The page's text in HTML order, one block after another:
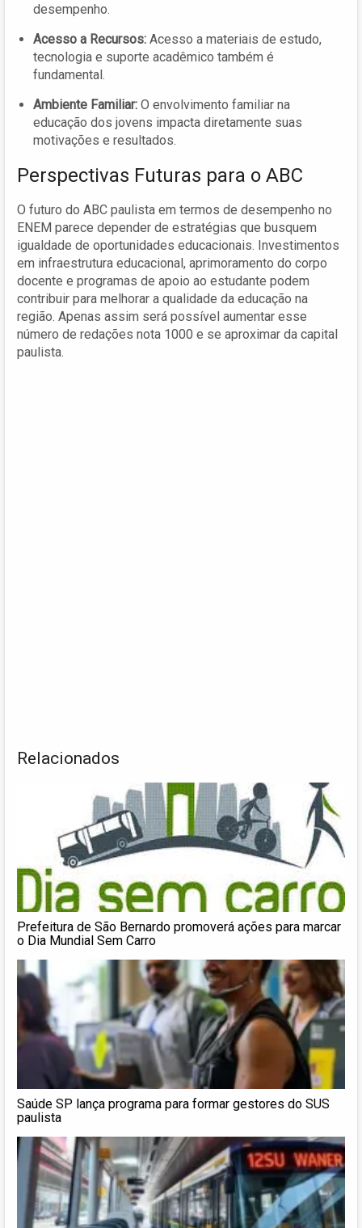
desempenho.
Acesso a Recursos: Acesso a materiais de estudo,
tecnologia e suporte acadêmico também é
fundamental.
Ambiente Familiar: O envolvimento familiar na
educação dos jovens impacta diretamente suas
motivações e resultados.
Perspectivas Futuras para o ABC
O futuro do ABC paulista em termos de desempenho no
ENEM parece depender de estratégias que busquem
igualdade de oportunidades educacionais. Investimentos
em infraestrutura educacional, aprimoramento do corpo
docente e programas de apoio ao estudante podem
contribuir para melhorar a qualidade da educação na
região. Apenas assim será possível aumentar esse
número de redações nota 1000 e se aproximar da capital
paulista.
Relacionados
Prefeitura de São Bernardo promoverá ações para marcar
o Dia Mundial Sem Carro
Saúde SP lança programa para formar gestores do SUS
paulista